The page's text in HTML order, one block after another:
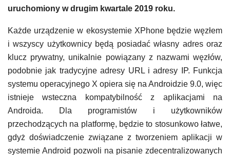
uruchomiony w drugim kwartale 2019 roku.
Każde urządzenie w ekosystemie XPhone będzie węzłem
i wszyscy użytkownicy będą posiadać własny adres oraz
klucz prywatny, unikalnie powiązany z nazwami węzłów,
podobnie jak tradycyjne adresy URL i adresy IP. Funkcja
systemu operacyjnego X opiera się na Androidzie 9.0, więc
istnieje wsteczna kompatybilność z aplikacjami na
Androida. Dla programistów i użytkowników
przechodzących na platformę, będzie to stosunkowo łatwe,
gdyż doświadczenie związane z tworzeniem aplikacji w
systemie Android pozwoli na pisanie zdecentralizowanych